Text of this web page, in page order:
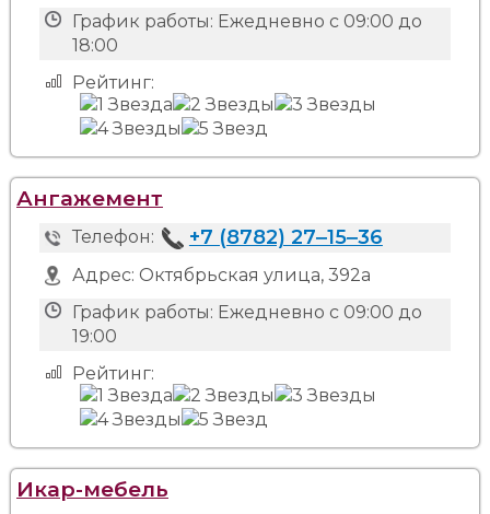
График работы: Ежедневно с 09:00 до
18:00
Рейтинг:
Ангажемент
Телефон: +7 (8782) 27‒15‒36
Адрес: Октябрьская улица, 392а
График работы: Ежедневно с 09:00 до
19:00
Рейтинг:
Икар-мебель